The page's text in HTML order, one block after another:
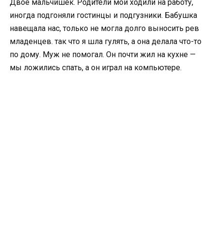
Двое мальчишек. Родители мои ходили на работу,
иногда подгоняли гостинцы и подгузники. Бабушка
навещала нас, только не могла долго выносить рев
младенцев. так что я шла гулять, а она делала что-то
по дому. Муж не помогал. Он почти жил на кухне —
мы ложились спать, а он играл на компьютере.